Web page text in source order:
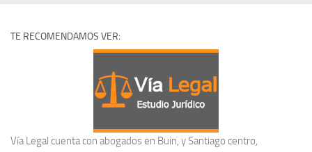
TE RECOMENDAMOS VER:
Vía Legal cuenta con abogados en Buin, y Santiago centro,